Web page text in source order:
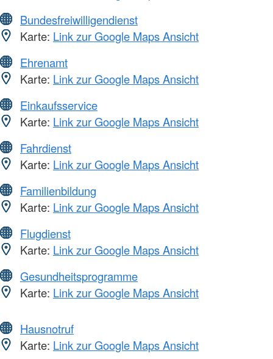
Bundesfreiwilligendienst
Karte: Link zur Google Maps Ansicht
Ehrenamt
Karte: Link zur Google Maps Ansicht
Einkaufsservice
Karte: Link zur Google Maps Ansicht
Fahrdienst
Karte: Link zur Google Maps Ansicht
Familienbildung
Karte: Link zur Google Maps Ansicht
Flugdienst
Karte: Link zur Google Maps Ansicht
Gesundheitsprogramme
Karte: Link zur Google Maps Ansicht
Hausnotruf
Karte: Link zur Google Maps Ansicht